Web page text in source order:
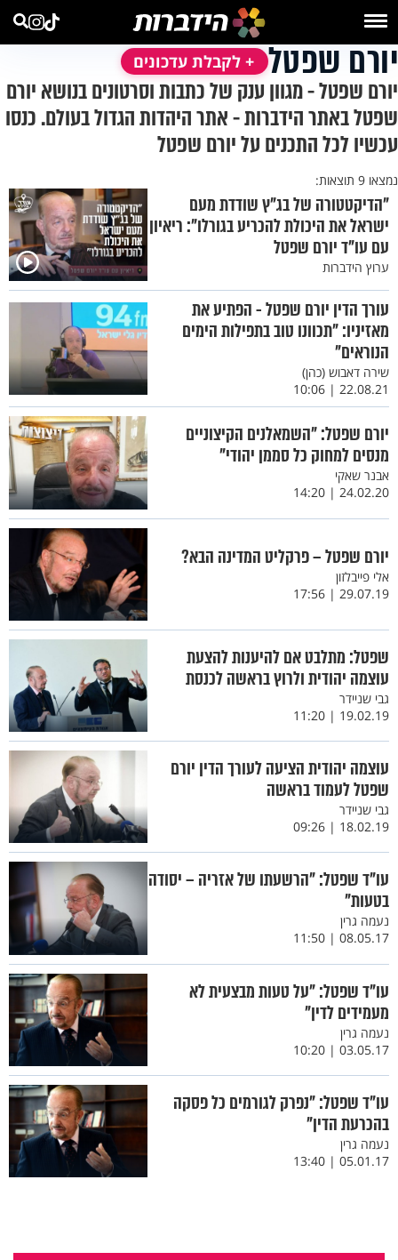
יורם שפטל + לקבלת עדכונים
יורם שפטל - מגוון ענק של כתבות וסרטונים בנושא יורם
שפטל באתר הידברות - אתר היהדות הגדול בעולם. כנסו
עכשיו לכל התכנים על יורם שפטל
נמצאו 9 תוצאות:
"הדיקטטורה של בג"ץ שודדת מעם
ישראל את היכולת להכריע בגורלו": ריאיון
עם עו"ד יורם שפטל
ערוץ הידברות
עורך הדין יורם שפטל - הפתיע את
מאזיניו: "תכוונו טוב בתפילות הימים
הנוראים"
שירה דאבוש (כהן)
22.08.21 | 10:06
יורם שפטל: "השמאלנים הקיצוניים
מנסים למחוק כל סממן יהודי"
אבנר שאקי
24.02.20 | 14:20
יורם שפטל – פרקליט המדינה הבא?
אלי פייבלזון
29.07.19 | 17:56
שפטל: מתלבט אם להיענות להצעת
עוצמה יהודית ולרוץ בראשה לכנסת
גבי שניידר
19.02.19 | 11:20
עוצמה יהודית הציעה לעורך הדין יורם
שפטל לעמוד בראשה
גבי שניידר
18.02.19 | 09:26
עו"ד שפטל: "הרשעתו של אזריה – יסודה
בטעות"
נעמה גרין
08.05.17 | 11:50
עו"ד שפטל: "על טעות מבצעית לא
מעמידים לדין"
נעמה גרין
03.05.17 | 10:20
עו"ד שפטל: "נפרק לגורמים כל פסקה
בהכרעת הדין"
נעמה גרין
05.01.17 | 13:40